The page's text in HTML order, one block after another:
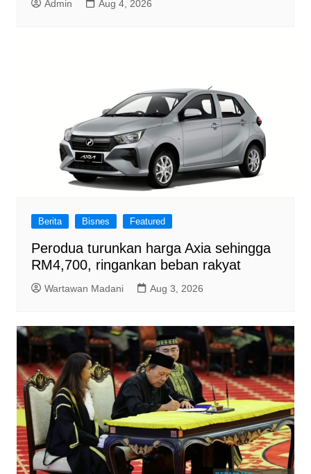
Admin Aug 4, 2026
Berita Bisnes Featured
Perodua turunkan harga Axia sehingga
RM4,700, ringankan beban rakyat
Wartawan Madani Aug 3, 2026